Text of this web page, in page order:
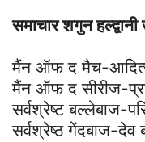
समाचार शगुन
मैंन ऑफ द मैच-
मैंन ऑफ द सीरीज-
सर्वश्रेष्ट बल्लेबाज-
सर्वश्रेष्ठ गेंदबाज-देव